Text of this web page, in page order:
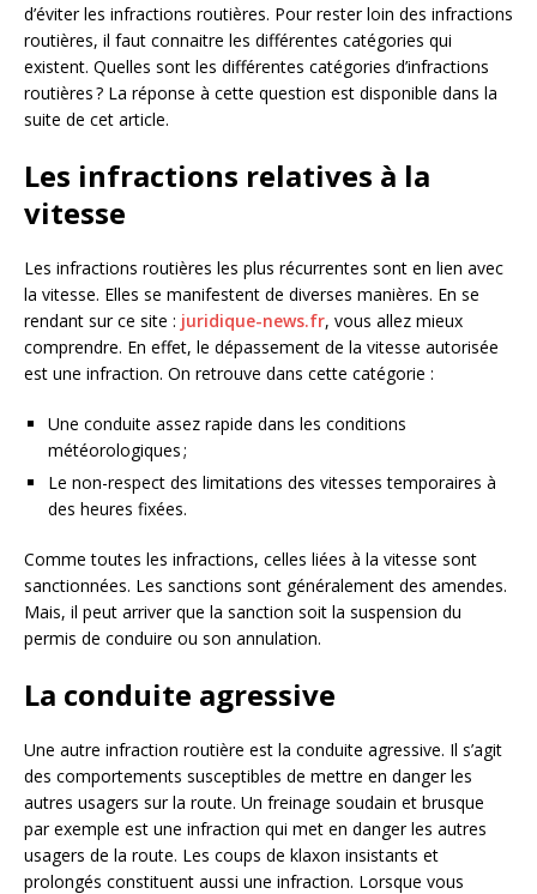
d’éviter les infractions routières. Pour rester loin des infractions
routières, il faut connaitre les différentes catégories qui
existent. Quelles sont les différentes catégories d’infractions
routières ? La réponse à cette question est disponible dans la
suite de cet article.
Les infractions relatives à la
vitesse
Les infractions routières les plus récurrentes sont en lien avec
la vitesse. Elles se manifestent de diverses manières. En se
rendant sur ce site : juridique-news.fr, vous allez mieux
comprendre. En effet, le dépassement de la vitesse autorisée
est une infraction. On retrouve dans cette catégorie :
Une conduite assez rapide dans les conditions
météorologiques ;
Le non-respect des limitations des vitesses temporaires à
des heures fixées.
Comme toutes les infractions, celles liées à la vitesse sont
sanctionnées. Les sanctions sont généralement des amendes.
Mais, il peut arriver que la sanction soit la suspension du
permis de conduire ou son annulation.
La conduite agressive
Une autre infraction routière est la conduite agressive. Il s’agit
des comportements susceptibles de mettre en danger les
autres usagers sur la route. Un freinage soudain et brusque
par exemple est une infraction qui met en danger les autres
usagers de la route. Les coups de klaxon insistants et
prolongés constituent aussi une infraction. Lorsque vous